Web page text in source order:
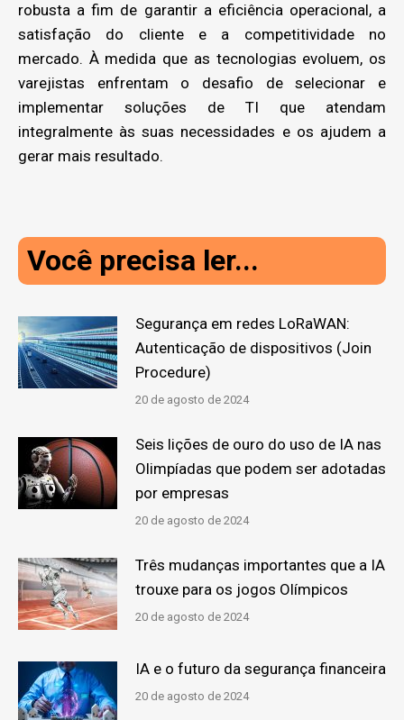
robusta a fim de garantir a eficiência operacional, a
satisfação do cliente e a competitividade no
mercado. À medida que as tecnologias evoluem, os
varejistas enfrentam o desafio de selecionar e
implementar soluções de TI que atendam
integralmente às suas necessidades e os ajudem a
gerar mais resultado.
Você precisa ler...
Segurança em redes LoRaWAN:
Autenticação de dispositivos (Join
Procedure)
20 de agosto de 2024
Seis lições de ouro do uso de IA nas
Olimpíadas que podem ser adotadas
por empresas
20 de agosto de 2024
Três mudanças importantes que a IA
trouxe para os jogos Olímpicos
20 de agosto de 2024
IA e o futuro da segurança financeira
20 de agosto de 2024